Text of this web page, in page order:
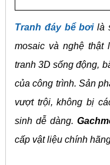
Tranh đáy bể bơilà
mosaic và nghệ thật
tranh 3D sống động,
của công trình. Sản
vượt trội, không bị
sinh dễ dàng.
cấp vật liệu chính